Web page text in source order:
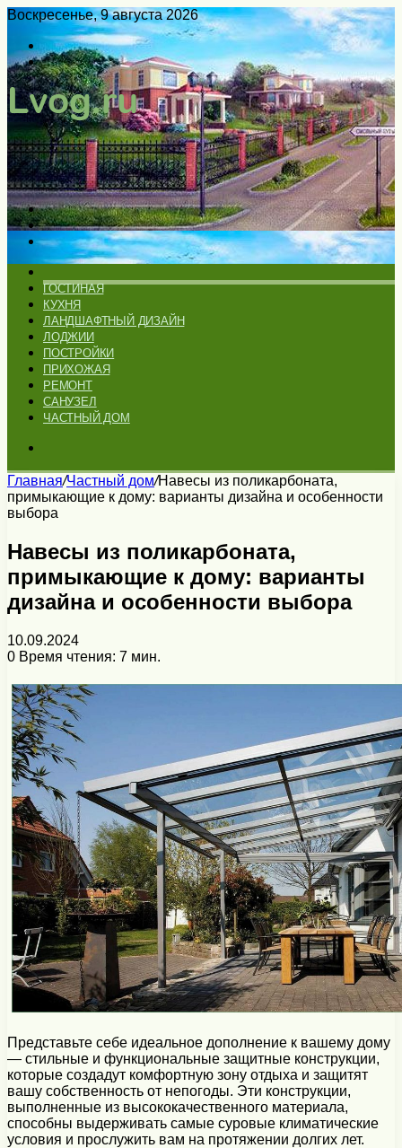
Воскресенье, 9 августа 2026
Войти
Switch
skin
Меню
Искать
Switch
skin
ГОСТИНАЯ
КУХНЯ
ЛАНДШАФТНЫЙ ДИЗАЙН
ЛОДЖИИ
ПОСТРОЙКИ
ПРИХОЖАЯ
РЕМОНТ
САНУЗЕЛ
ЧАСТНЫЙ ДОМ
Главная/Частный дом/Навесы из поликарбоната,
примыкающие к дому: варианты дизайна и особенности
выбора
Навесы из поликарбоната,
примыкающие к дому: варианты
дизайна и особенности выбора
10.09.2024
0 Время чтения: 7 мин.
Представьте себе идеальное дополнение к вашему дому
— стильные и функциональные защитные конструкции,
которые создадут комфортную зону отдыха и защитят
вашу собственность от непогоды. Эти конструкции,
выполненные из высококачественного материала,
способны выдерживать самые суровые климатические
условия и прослужить вам на протяжении долгих лет.